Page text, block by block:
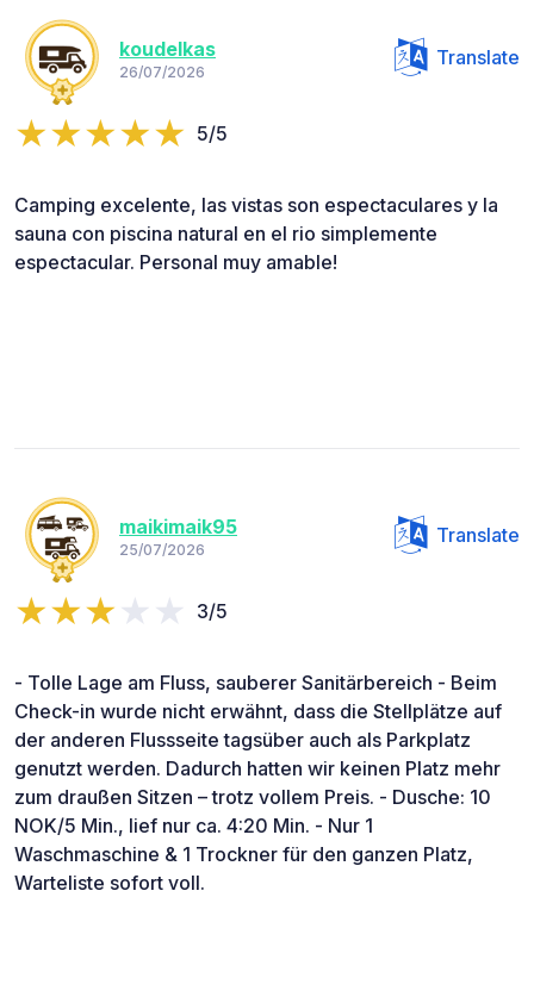
koudelkas
26/07/2026
Translate
5/5
Camping excelente, las vistas son espectaculares y la
sauna con piscina natural en el rio simplemente
espectacular. Personal muy amable!
maikimaik95
25/07/2026
Translate
3/5
- Tolle Lage am Fluss, sauberer Sanitärbereich - Beim
Check-in wurde nicht erwähnt, dass die Stellplätze auf
der anderen Flussseite tagsüber auch als Parkplatz
genutzt werden. Dadurch hatten wir keinen Platz mehr
zum draußen Sitzen – trotz vollem Preis. - Dusche: 10
NOK/5 Min., lief nur ca. 4:20 Min. - Nur 1
Waschmaschine & 1 Trockner für den ganzen Platz,
Warteliste sofort voll.